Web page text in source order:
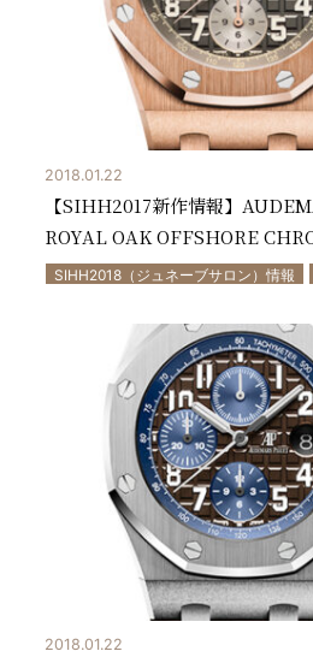
2018.01.22
【SIHH2017新作情報】
ROYAL OAK OFFSHORE
SIHH2018（ジュネーブサロン）情報
2018.01.22